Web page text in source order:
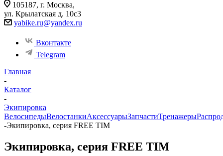
105187, г. Москва,
ул. Крылатская д. 10с3
yabike.ru@yandex.ru
Вконтакте
Telegram
Главная
-
Каталог
-
Экипировка
ВелосипедыВелостанкиАксессуарыЗапчастиТренажеры
-Экипировка, серия FREE TIM
Экипировка, серия FREE TIM